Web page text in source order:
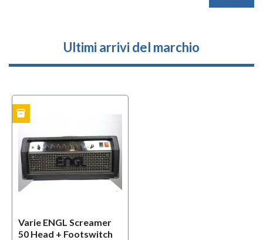
Ultimi arrivi del marchio
Varie ENGL Screamer
50 Head + Footswitch
inventory